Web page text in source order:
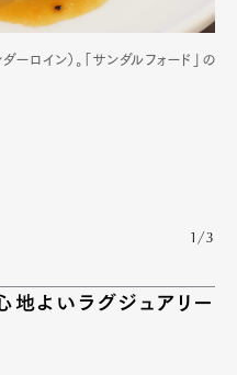
ーロイン）。「サンダルフォード」の
1/3
地よいラグジュアリー